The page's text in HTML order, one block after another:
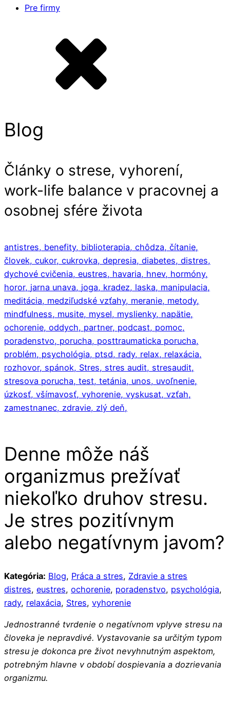
Pre firmy
Blog
Články o strese, vyhorení,
work-life balance v pracovnej a
osobnej sfére života
antistres, benefity, biblioterapia, chôdza, čítanie,
človek, cukor, cukrovka, depresia, diabetes, distres,
dychové cvičenia, eustres, havaria, hnev, hormóny,
horor, jarna unava, joga, kradez, laska, manipulacia,
meditácia, medziľudské vzťahy, meranie, metody,
mindfulness, musite, mysel, myslienky, napätie,
ochorenie, oddych, partner, podcast, pomoc,
poradenstvo, porucha, posttraumaticka porucha,
problém, psychológia, ptsd, rady, relax, relaxácia,
rozhovor, spánok, Stres, stres audit, stresaudit,
stresova porucha, test, tetánia, unos, uvoľnenie,
úzkosť, všímavosť, vyhorenie, vyskusat, vzťah,
zamestnanec, zdravie, zlý deň,
Denne môže náš
organizmus prežívať
niekoľko druhov stresu.
Je stres pozitívnym
alebo negatívnym javom?
Kategória: Blog, Práca a stres, Zdravie a stres
distres, eustres, ochorenie, poradenstvo, psychológia,
rady, relaxácia, Stres, vyhorenie
Jednostranné tvrdenie o negatívnom vplyve stresu na
človeka je nepravdivé. Vystavovanie sa určitým typom
stresu je dokonca pre život nevyhnutným aspektom,
potrebným hlavne v období dospievania a dozrievania
organizmu.